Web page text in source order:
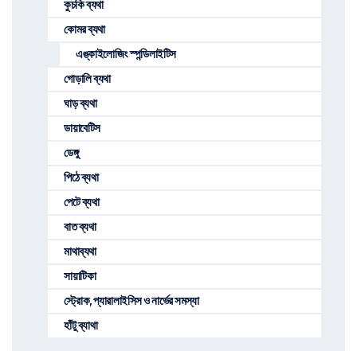
কুচকি ব্যথা
কোমর ব্যথা
এঙ্কাইলোজিং স্পন্ডিলাইটিস
গোড়ালি ব্যথা
ঘাড় ব্যথা
ডায়াবেটিস
ডেঙ্গু
পিঠে ব্যথা
পেটে ব্যথা
বাত ব্যথা
মাথাব্যথা
সায়াটিকা
স্ট্রোক, প্যারালাইসিস ও নার্ভের সমস্যা
হাঁটু ব্যাথা